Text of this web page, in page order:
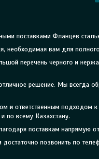
поставками Фланцев
необходимая вам для
перечень черного и
решение. Мы всегда
и ответственным подходом
по всему Казахстану.
поставкам напрямую
позвонить по